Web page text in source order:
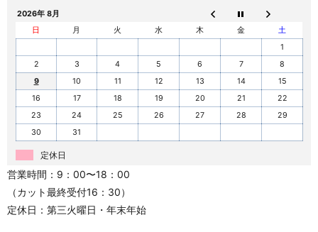
2026年 8月
日
月 火 水 木 金
土
1
2
3 4 5 6 7
8
9
10 11 12 13 14
15
16
17 18 19 20 21
22
23
24 25 26 27 28
29
30
31
定休日
営業時間：9：00〜18：00
（カット最終受付16：30）
定休日：第三火曜日・年末年始